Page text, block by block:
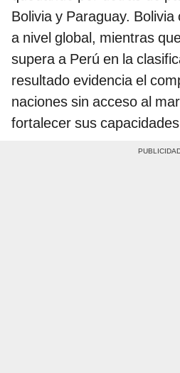
Bolivia y Paraguay.
a nivel global, mientras
supera a Perú en la
resultado evidencia el
naciones sin acceso al
fortalecer sus